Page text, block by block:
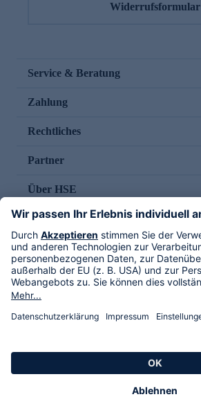
Widerrufsformular
Service & Beratung
Zahlung
Rechtliches
Partner
Über HSE
Im TV
HSE International